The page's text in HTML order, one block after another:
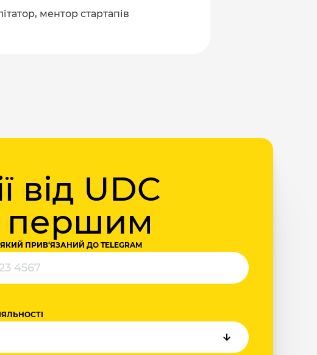
ментор стартапів
від UDC
першим
ПРИВ‘ЯЗАНИЙ ДО TELEGRAM